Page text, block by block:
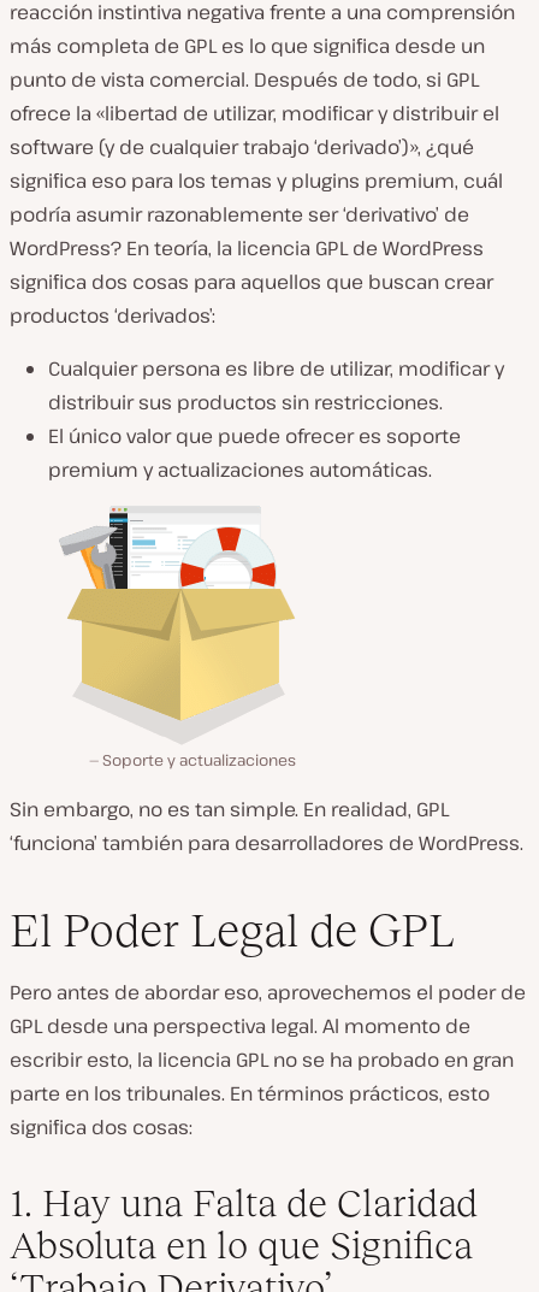
reacción instintiva negativa frente a una comprensión
más completa de GPL es lo que significa desde un
punto de vista comercial. Después de todo, si GPL
ofrece la «libertad de utilizar, modificar y distribuir el
software (y de cualquier trabajo ‘derivado’)», ¿qué
significa eso para los temas y plugins premium, cuál
podría asumir razonablemente ser ‘derivativo’ de
WordPress? En teoría, la licencia GPL de WordPress
significa dos cosas para aquellos que buscan crear
productos ‘derivados’:
Cualquier persona es libre de utilizar, modificar y
distribuir sus productos sin restricciones.
El único valor que puede ofrecer es soporte
premium y actualizaciones automáticas.
Soporte y actualizaciones
Sin embargo, no es tan simple. En realidad, GPL
‘funciona’ también para desarrolladores de WordPress.
El Poder Legal de GPL
Pero antes de abordar eso, aprovechemos el poder de
GPL desde una perspectiva legal. Al momento de
escribir esto, la licencia GPL no se ha probado en gran
parte en los tribunales. En términos prácticos, esto
significa dos cosas:
1. Hay una Falta de Claridad
Absoluta en lo que Significa